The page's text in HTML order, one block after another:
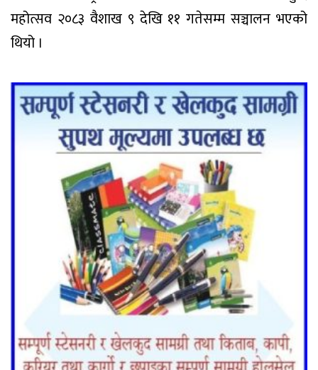
महोत्सव २०८३ वैशाख ९ देखि ११ गतेसम्म सञ्चालन भएको
थियो ।